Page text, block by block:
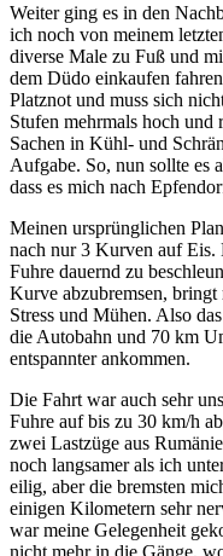
Weiter ging es in den
ich noch von meinem
diverse Male zu Fuß und
dem Düdo einkaufen
Platznot und muss sich
Stufen mehrmals hoch und
Sachen in Kühl- und
Aufgabe. So, nun sollte es
dass es mich nach
Meinen ursprünglichen
nach nur 3 Kurven auf
Fuhre dauernd zu
Kurve abzubremsen,
Stress und Mühen. Also
die Autobahn und 70 km
entspannter ankommen.
Die Fahrt war auch sehr
Fuhre auf bis zu 30 km/h
zwei Lastzüge aus
noch langsamer als ich
eilig, aber die bremsten
einigen Kilometern sehr
war meine Gelegenheit
nicht mehr in die Gänge,